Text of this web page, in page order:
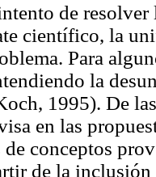
de
científico, la
Para
la
1995). De
en las
conceptos
de la